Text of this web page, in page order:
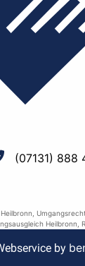
(07131) 888
Heilbronn
by